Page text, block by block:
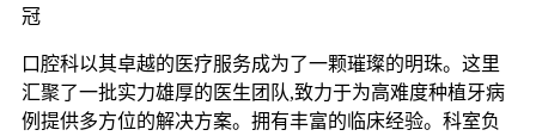
冠
口腔科以其卓越的医疗服务成为了一颗璀璨的明珠。这里
汇聚了一批实力雄厚的医生团队,致力于为高难度种植牙病
例提供多方位的解决方案。拥有丰富的临床经验。科室负